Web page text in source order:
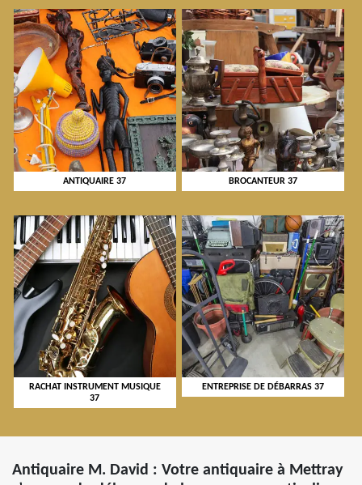
ANTIQUAIRE 37 BROCANTEUR 37
RACHAT INSTRUMENT MUSIQUE
37
ENTREPRISE DE DÉBARRAS 37
Antiquaire M. David : Votre antiquaire à Mettray